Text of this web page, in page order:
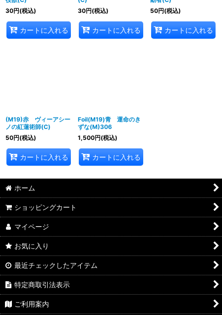
30円(税込)
カートに入れる
30円(税込)
カートに入れる
50円(税込)
カートに入れる
(M19)赤 ヴィーアシー
ノの紅蓮術師(C)
50円(税込)
カートに入れる
Foil(M19)青 運命のき
ずな(M)306
1,500円(税込)
カートに入れる
ホーム
ショッピングカート
マイページ
お気に入り
最近チェックしたアイテム
特定商取引法表示
ご利用案内